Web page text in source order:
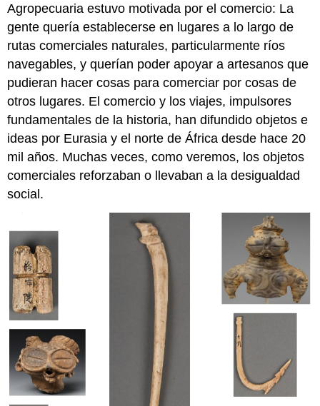
Agropecuaria estuvo motivada por el comercio: La
gente quería establecerse en lugares a lo largo de
rutas comerciales naturales, particularmente ríos
navegables, y querían poder apoyar a artesanos que
pudieran hacer cosas para comerciar por cosas de
otros lugares. El comercio y los viajes, impulsores
fundamentales de la historia, han difundido objetos e
ideas por Eurasia y el norte de África desde hace 20
mil años. Muchas veces, como veremos, los objetos
comerciales reforzaban o llevaban a la desigualdad
social.